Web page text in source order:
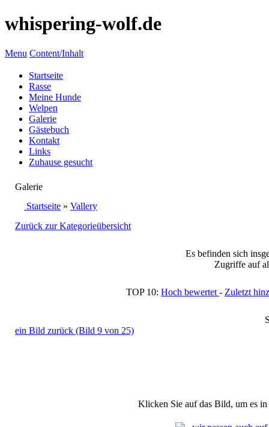
whispering-wolf.de
Menu Content/Inhalt
Startseite
Rasse
Meine Hunde
Welpen
Galerie
Gästebuch
Kontakt
Links
Zuhause gesucht
Galerie
Startseite » Vallery
Zurück zur Kategorieübersicht
Es befinden sich
Zugriffe auf
TOP 10: Hoch bewertet - Zuletzt
ein Bild zurück (Bild 9 von 25)
Klicken Sie auf das Bild, um es